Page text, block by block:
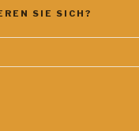
SIE SICH?